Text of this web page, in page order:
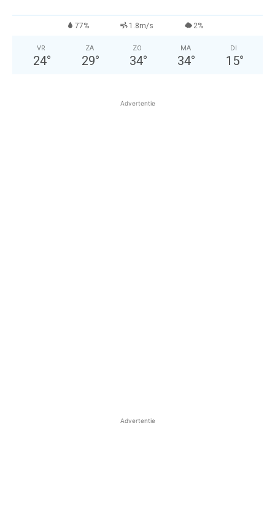
77% 1.8m/s 2%
VR
24°
ZA
29°
ZO
34°
MA
34°
DI
15°
Advertentie
Advertentie